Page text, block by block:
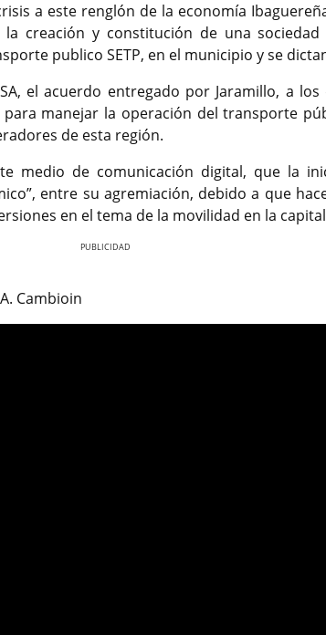
a este renglón de la economía
creación y constitución de una sociedad
publico SETP, en el municipio y se
el acuerdo entregado por Jaramillo, a
manejar la operación del transporte
de esta región.
medio de comunicación digital, que la
entre su agremiación, debido a que
en el tema de la movilidad en la
Cambioin